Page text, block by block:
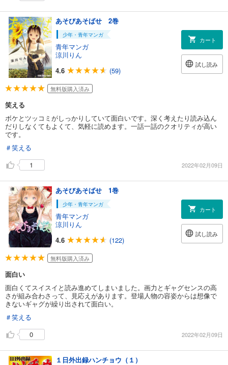
あそびあそばせ 2巻
少年・青年マンガ
青年マンガ
涼川りん
4.6
(59)
カート
試し読み
無料版購入済み
笑える
ボケとツッコミがしっかりしていて面白いです。深く考えたり読み込ん
だりしなくてもよくて、気軽に読めます。一話一話のクオリティが高い
です。
＃笑える
1
2022年02月09日
あそびあそばせ 1巻
少年・青年マンガ
青年マンガ
涼川りん
4.6
(122)
カート
試し読み
無料版購入済み
面白い
面白くてスイスイと読み進めてしまいました。画力とギャグセンスの高
さが組み合わさって、見応えがあります。登場人物の容姿からは想像で
きないギャグが繰り出されて面白い。
＃笑える
0
2022年02月09日
１日外出録ハンチョウ（１）